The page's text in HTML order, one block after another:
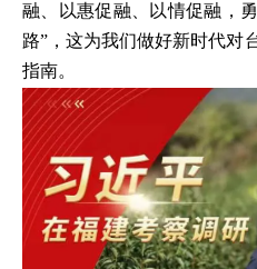
融、以惠促融、以情促融，
路”，这为我们做好新时代对
指南。